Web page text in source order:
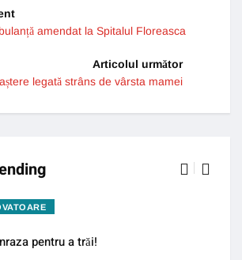
amendat la Spitalul Floreasca
Articolul următor
legată strâns de vârsta mamei
pentru a trăi!